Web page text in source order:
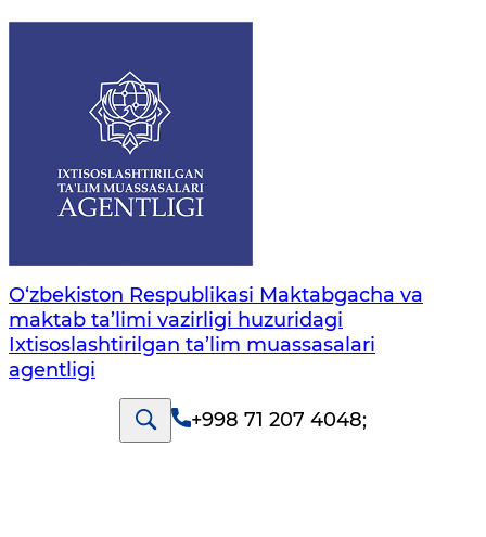
O‘zbekiston Respublikasi Maktabgacha va
maktab ta’limi vazirligi huzuridagi
Ixtisoslashtirilgan ta’lim muassasalari
agentligi
+998 71 207 4048;